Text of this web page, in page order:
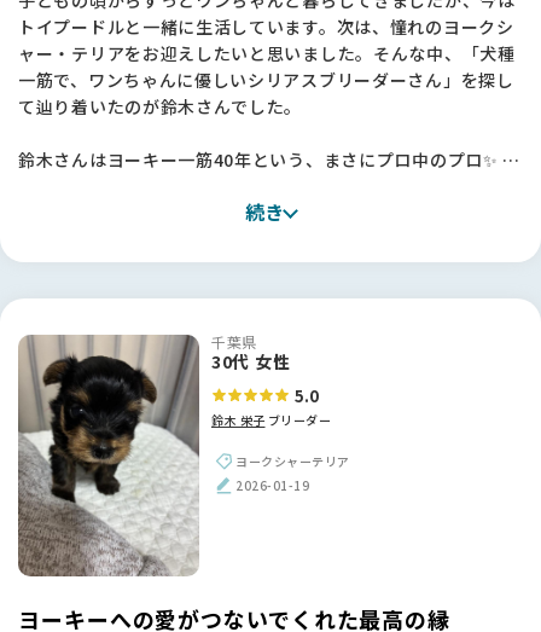
トイプードルと一緒に生活しています。次は、憧れのヨークシ
ャー・テリアをお迎えしたいと思いました。そんな中、「犬種
一筋で、ワンちゃんに優しいシリアスブリーダーさん」を探し
て辿り着いたのが鈴木さんでした。
鈴木さんはヨーキー一筋40年という、まさにプロ中のプロ✨ ス
などがない「本物のヨーキー」を育てていらっしゃいます。親
ってきました。
った時に相談できるという大きな安心感に繋がりました。正
直、ブリーダーさんの犬舎を訪ねるのは少し勇気がいります
が、鈴木さんのような信頼できる方に出会えて本当によかった
です。一目惚れした子の「犬質の良さ」は、やはりこの道40年
のこだわりがあってこそだと実感しました！
【BreederFamiliesへ】
次の子を迎えるにあたって色々なサイトを見ていましたが、情
報が多すぎて何が正しいのか判断に迷うことも多かったです。
特にコロナ禍を経て状況が変わり、乱繁殖などのニュースも目
にする中で、何を信じればいいのか悩むことも多かったのです
続き
千葉県
30代 女性
5.0
鈴木 栄子 ブリーダー
ヨークシャーテリア
2026-01-19
ヨーキーへの愛がつないでくれた最高の縁